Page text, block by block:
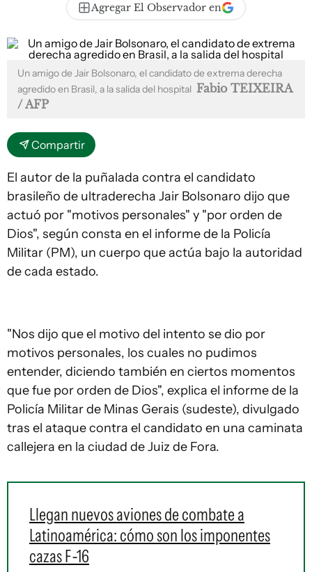
Agregar El Observador en
Un amigo de Jair Bolsonaro, el candidato de extrema derecha
agredido en Brasil, a la salida del hospital Fabio TEIXEIRA
/ AFP
Compartir
El autor de la puñalada contra el candidato
brasileño de ultraderecha Jair Bolsonaro dijo que
actuó por "motivos personales" y "por orden de
Dios", según consta en el informe de la Policía
Militar (PM), un cuerpo que actúa bajo la autoridad
de cada estado.
"Nos dijo que el motivo del intento se dio por
motivos personales, los cuales no pudimos
entender, diciendo también en ciertos momentos
que fue por orden de Dios", explica el informe de la
Policía Militar de Minas Gerais (sudeste), divulgado
tras el ataque contra el candidato en una caminata
callejera en la ciudad de Juiz de Fora.
Llegan nuevos aviones de combate a
Latinoamérica: cómo son los imponentes
cazas F-16